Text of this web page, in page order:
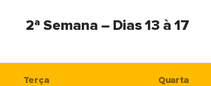
2ª Semana – Dias 13 à 17
Terça Quarta